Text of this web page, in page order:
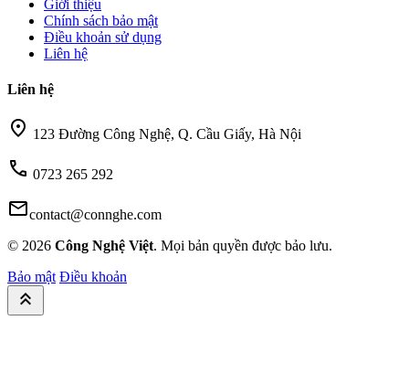
Giới thiệu
Chính sách bảo mật
Điều khoản sử dụng
Liên hệ
Liên hệ
location_on 123 Đường Công Nghệ, Q. Cầu Giấy, Hà Nội
call 0723 265 292
mailcontact@connghe.com
© 2026 Công Nghệ Việt. Mọi bản quyền được bảo lưu.
Bảo mật Điều khoản
keyboard_double_arrow_up